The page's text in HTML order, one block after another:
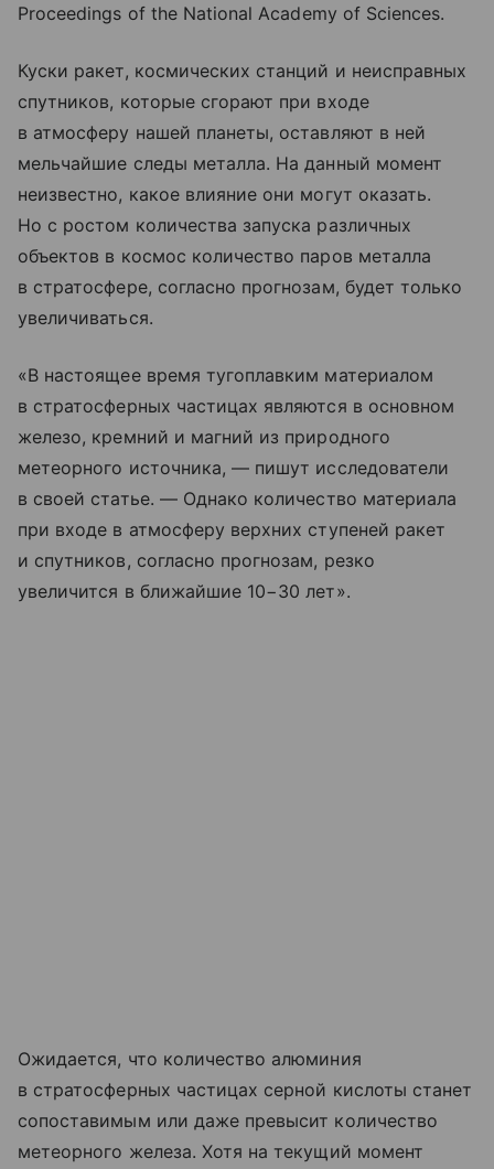
Proceedings of the National Academy of Sciences.
Куски ракет, космических станций и неисправных
спутников, которые сгорают при входе
в атмосферу нашей планеты, оставляют в ней
мельчайшие следы металла. На данный момент
неизвестно, какое влияние они могут оказать.
Но с ростом количества запуска различных
объектов в космос количество паров металла
в стратосфере, согласно прогнозам, будет только
увеличиваться.
«В настоящее время тугоплавким материалом
в стратосферных частицах являются в основном
железо, кремний и магний из природного
метеорного источника, — пишут исследователи
в своей статье. — Однако количество материала
при входе в атмосферу верхних ступеней ракет
и спутников, согласно прогнозам, резко
увеличится в ближайшие 10−30 лет».
Ожидается, что количество алюминия
в стратосферных частицах серной кислоты станет
сопоставимым или даже превысит количество
метеорного железа. Хотя на текущий момент